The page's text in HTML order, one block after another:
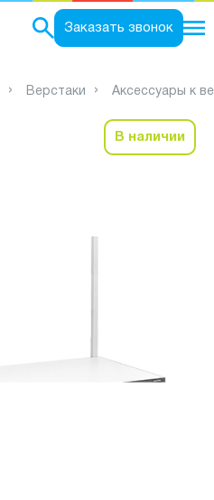
Заказать звонок
Верстаки Аксессуары к
В наличии